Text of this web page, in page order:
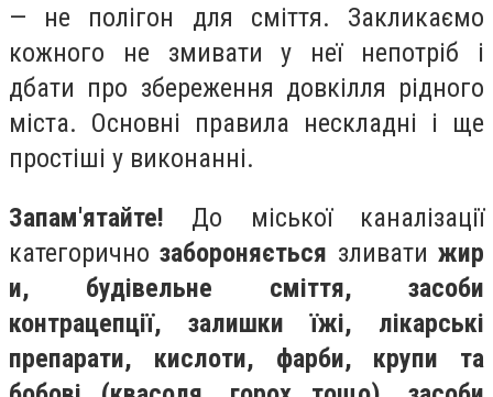
— не полігон для сміття. Закликаємо
кожного не змивати у неї непотріб і
дбати про збереження довкілля рідного
міста. Основні правила нескладні і ще
простіші у виконанні.
Запам'ятайте! До міської каналізації
категоричнозабороняється зливати жир
и, будівельне сміття, засоби
контрацепції, залишки їжі, лікарські
препарати, кислоти, фарби, крупи та